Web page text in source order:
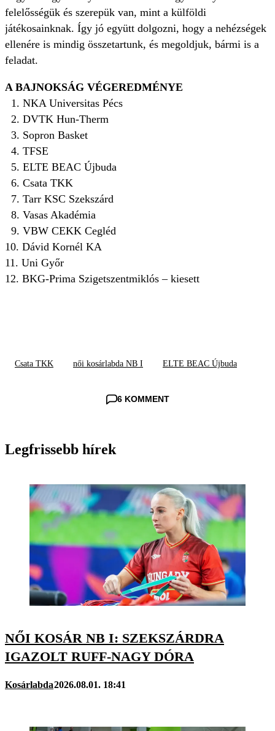
felelősségük és szerepük van, mint a külföldi
játékosainknak. Így jó együtt dolgozni, hogy a nehézségek
ellenére is mindig összetartunk, és megoldjuk, bármi is a
feladat.
A BAJNOKSÁG VÉGEREDMÉNYE
1. NKA Universitas Pécs
2. DVTK Hun-Therm
3. Sopron Basket
4. TFSE
5. ELTE BEAC Újbuda
6. Csata TKK
7. Tarr KSC Szekszárd
8. Vasas Akadémia
9. VBW CEKK Cegléd
10. Dávid Kornél KA
11. Uni Győr
12. BKG-Prima Szigetszentmiklós – kiesett
Csata TKK női kosárlabda NB I ELTE BEAC Újbuda
6 KOMMENT
Legfrissebb hírek
NŐI KOSÁR NB I: SZEKSZÁRDRA
IGAZOLT RUFF-NAGY DÓRA
Kosárlabda2026.08.01. 18:41